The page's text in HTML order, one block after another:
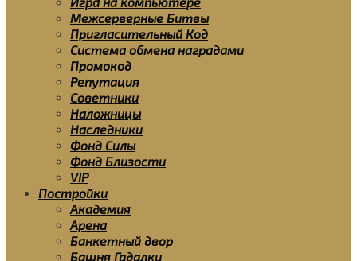
Межсерверные Битвы
Пригласительный Код
Система обмена наградами
Промокод
Репутация
Советники
Наложницы
Наследники
Фонд Силы
Фонд Близости
VIP
Постройки
Академия
Арена
Банкетный двор
Башня Гадалки